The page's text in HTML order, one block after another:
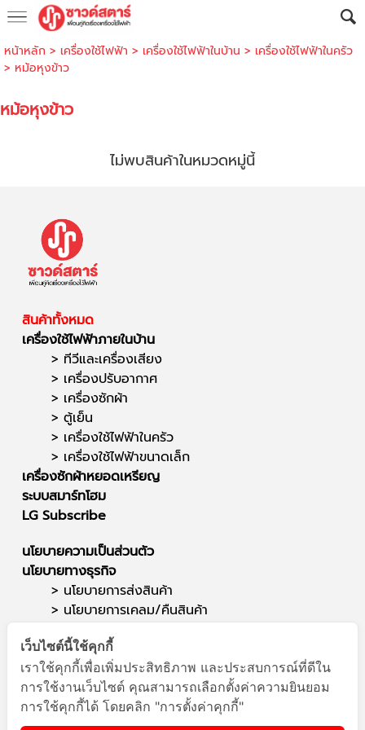
หน้าหลัก > เครื่องใช้ไฟฟ้า > เครื่องใช้ไฟฟ้าในบ้าน > เครื่องใช้ไฟฟ้าในครัว
> หม้อหุงข้าว
หม้อหุงข้าว
ไม่พบสินค้าในหมวดหมู่นี้
สินค้าทั้งหมด
เครื่องใช้ไฟฟ้าภายในบ้าน
> ทีวีและเครื่องเสียง
> เครื่องปรับอากาศ
> เครื่องซักผ้า
> ตู้เย็น
> เครื่องใช้ไฟฟ้าในครัว
> เครื่องใช้ไฟฟ้าขนาดเล็ก
เครื่องซักผ้าหยอดเหรียญ
ระบบสมาร์ทโฮม
LG Subscribe
นโยบายความเป็นส่วนตัว
นโยบายทางธุรกิจ
> นโยบายการส่งสินค้า
> นโยบายการเคลม/คืนสินค้า
ติดต่อเรา
ซาวด์สตาร์ (สำนักงานใหญ่)
สาขาแยกสนามบิน
โทรศัพท์ : 095-564-1949
E-mail :info@soundstar.co.th
เว็บไซต์นี้ใช้คุกกี้
เราใช้คุกกี้เพื่อเพิ่มประสิทธิภาพ และประสบการณ์ที่ดีใน
การใช้งานเว็บไซต์ คุณสามารถเลือกตั้งค่าความยินยอม
การใช้คุกกี้ได้ โดยคลิก "การตั้งค่าคุกกี้"